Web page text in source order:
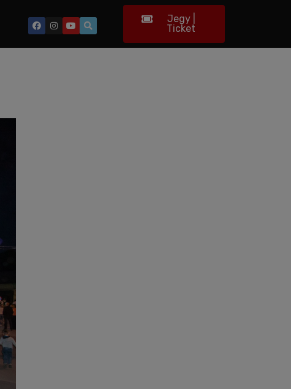
Jegy |
Ticket